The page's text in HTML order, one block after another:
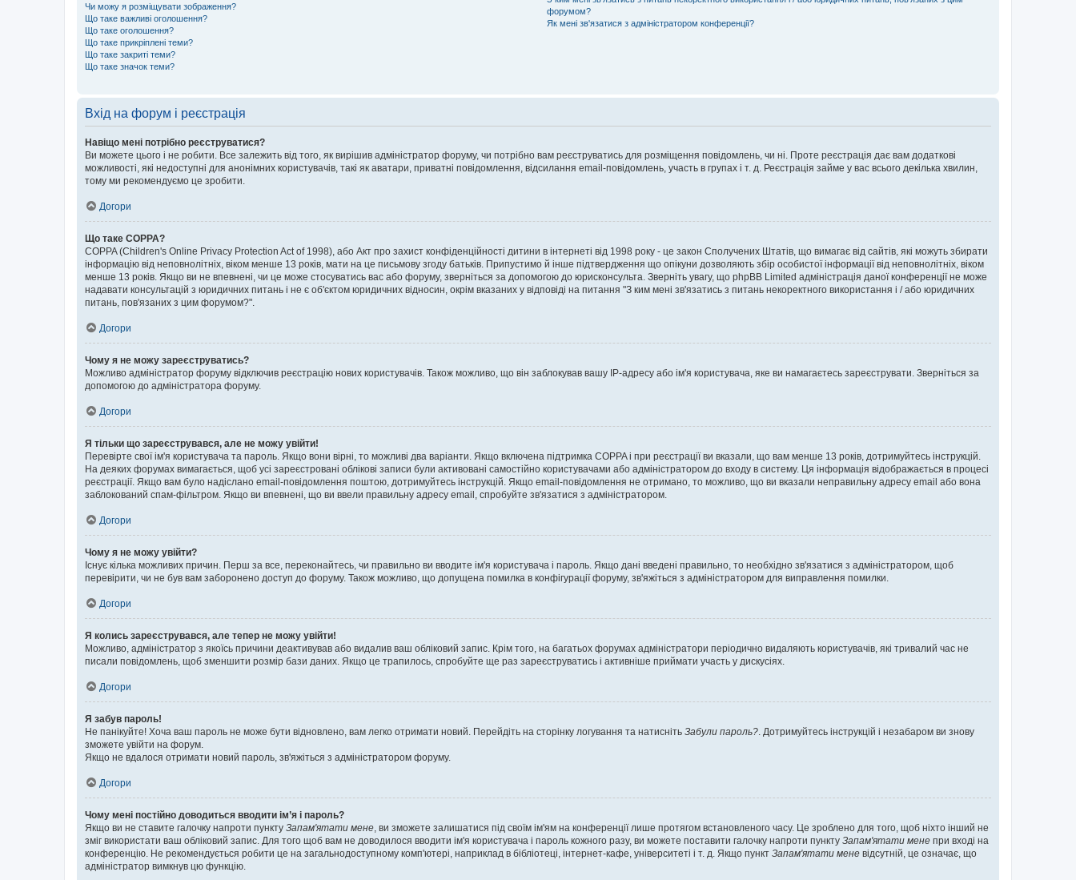
Чи можу я розміщувати зображення?
Що таке важливі оголошення?
Що таке оголошення?
Що таке прикріплені теми?
Що таке закриті теми?
Що таке значок теми?
форумом?
Як мені зв'язатися з адміністратором конференції?
Вхід на форум і реєстрація
Навіщо мені потрібно реєструватися?
Ви можете цього і не робити. Все залежить від того, як вирішив адміністратор форуму, чи потрібно вам реєструватись для розміщення повідомлень, чи ні. Проте реєстрація дає вам додаткові
можливості, які недоступні для анонімних користувачів, такі як аватари, приватні повідомлення, відсилання email-повідомлень, участь в групах і т. д. Реєстрація займе у вас всього декілька хвилин,
тому ми рекомендуємо це зробити.
Догори
Що таке COPPA?
COPPA (Children's Online Privacy Protection Act of 1998), або Акт про захист конфіденційності дитини в інтернеті від 1998 року - це закон Сполучених Штатів, що вимагає від сайтів, які можуть збирати
інформацію від неповнолітніх, віком менше 13 років, мати на це письмову згоду батьків. Припустимо й інше підтвердження що опікуни дозволяють збір особистої інформації від неповнолітніх, віком
менше 13 років. Якщо ви не впевнені, чи це може стосуватись вас або форуму, зверніться за допомогою до юрисконсульта. Зверніть увагу, що phpBB Limited адміністрація даної конференції не може
надавати консультацій з юридичних питань і не є об'єктом юридичних відносин, окрім вказаних у відповіді на питання "З ким мені зв'язатись з питань некоректного використання і / або юридичних
питань, пов'язаних з цим форумом?".
Догори
Чому я не можу зареєструватись?
Можливо адміністратор форуму відключив реєстрацію нових користувачів. Також можливо, що він заблокував вашу IP-адресу або ім'я користувача, яке ви намагаєтесь зареєструвати. Зверніться за
допомогою до адміністратора форуму.
Догори
Я тільки що зареєструвався, але не можу увійти!
Перевірте свої ім'я користувача та пароль. Якщо вони вірні, то можливі два варіанти. Якщо включена підтримка COPPA і при реєстрації ви вказали, що вам менше 13 років, дотримуйтесь інструкцій.
На деяких форумах вимагається, щоб усі зареєстровані облікові записи були активовані самостійно користувачами або адміністратором до входу в систему. Ця інформація відображається в процесі
реєстрації. Якщо вам було надіслано email-повідомлення поштою, дотримуйтесь інструкцій. Якщо email-повідомлення не отримано, то можливо, що ви вказали неправильну адресу email або вона
заблокований спам-фільтром. Якщо ви впевнені, що ви ввели правильну адресу email, спробуйте зв'язатися з адміністратором.
Догори
Чому я не можу увійти?
Існує кілька можливих причин. Перш за все, переконайтесь, чи правильно ви вводите ім'я користувача і пароль. Якщо дані введені правильно, то необхідно зв'язатися з адміністратором, щоб
перевірити, чи не був вам заборонено доступ до форуму. Також можливо, що допущена помилка в конфігурації форуму, зв'яжіться з адміністратором для виправлення помилки.
Догори
Я колись зареєструвався, але тепер не можу увійти!
Можливо, адміністратор з якоїсь причини деактивував або видалив ваш обліковий запис. Крім того, на багатьох форумах адміністратори періодично видаляють користувачів, які тривалий час не
писали повідомлень, щоб зменшити розмір бази даних. Якщо це трапилось, спробуйте ще раз зареєструватись і активніше приймати участь у дискусіях.
Догори
Я забув пароль!
Не панікуйте! Хоча ваш пароль не може бути відновлено, вам легко отримати новий. Перейдіть на сторінку логування та натисніть Забули пароль? . Дотримуйтесь інструкцій і незабаром ви знову
зможете увійти на форум.
Якщо не вдалося отримати новий пароль, зв'яжіться з адміністратором форуму.
Догори
Чому мені постійно доводиться вводити ім’я і пароль?
Якщо ви не ставите галочку напроти пункту Запам'ятати мене , ви зможете залишатися під своїм ім'ям на конференції лише протягом встановленого часу. Це зроблено для того, щоб ніхто інший не
зміг використати ваш обліковий запис. Для того щоб вам не доводилося вводити ім'я користувача і пароль кожного разу, ви можете поставити галочку напроти пункту Запам'ятати мене при вході на
конференцію. Не рекомендується робити це на загальнодоступному комп'ютері, наприклад в бібліотеці, інтернет-кафе, університеті і т. д. Якщо пункт Запам'ятати мене відсутній, це означає, що
адміністратор вимкнув цю функцію.